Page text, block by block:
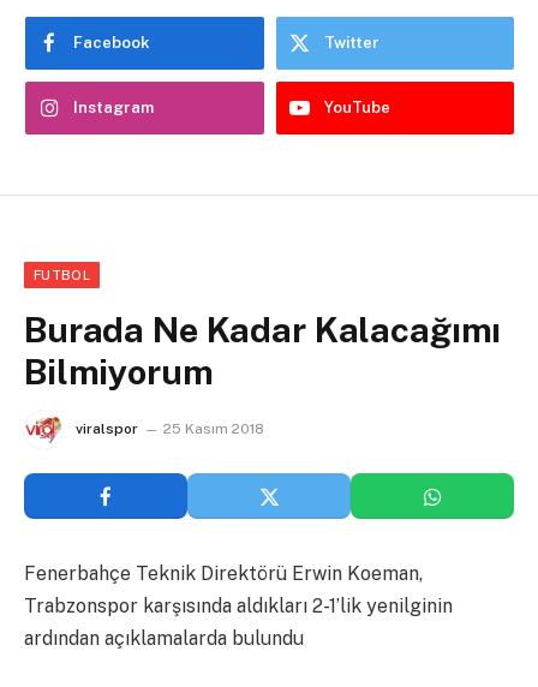
Facebook Twitter
Instagram YouTube
FUTBOL
Burada Ne Kadar Kalacağımı
Bilmiyorum
viralspor 25 Kasım 2018
Fenerbahçe Teknik Direktörü Erwin Koeman,
Trabzonspor karşısında aldıkları 2-1’lik yenilginin
ardından açıklamalarda bulundu